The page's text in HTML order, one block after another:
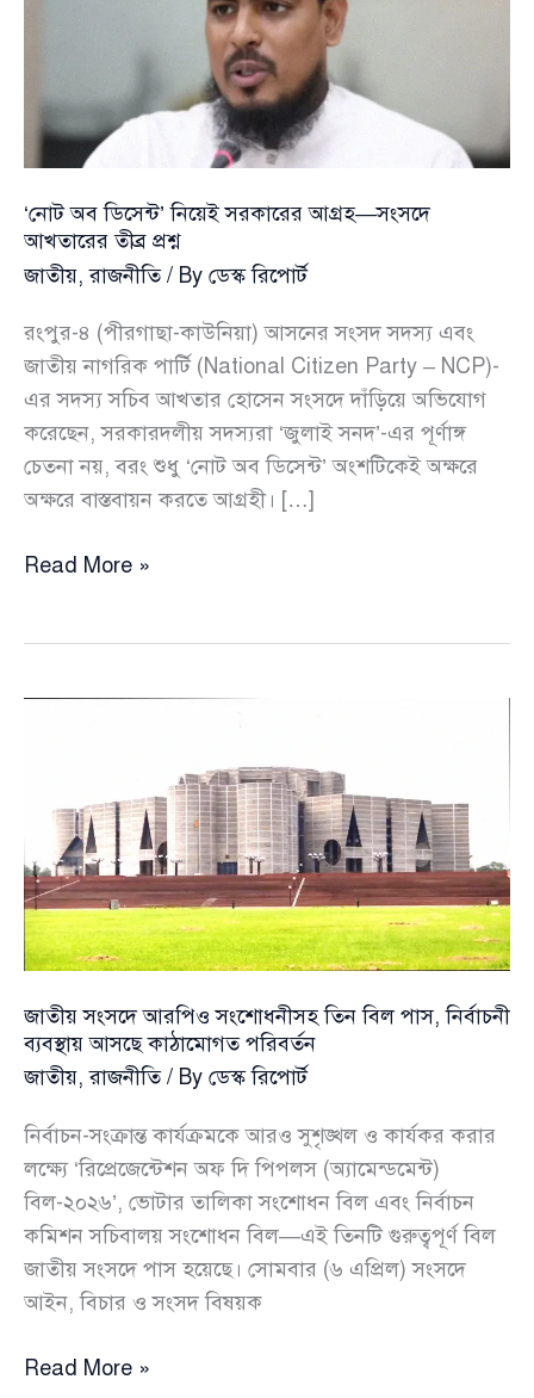
‘নোট অব ডিসেন্ট’ নিয়েই সরকারের আগ্রহ—সংসদে
আখতারের তীব্র প্রশ্ন
জাতীয়,রাজনীতি/ By ডেস্ক রিপোর্ট
রংপুর-৪ (পীরগাছা-কাউনিয়া) আসনের সংসদ সদস্য এবং
জাতীয় নাগরিক পার্টি (National Citizen Party – NCP)-
এর সদস্য সচিব আখতার হোসেন সংসদে দাঁড়িয়ে অভিযোগ
করেছেন, সরকারদলীয় সদস্যরা ‘জুলাই সনদ’-এর পূর্ণাঙ্গ
চেতনা নয়, বরং শুধু ‘নোট অব ডিসেন্ট’ অংশটিকেই অক্ষরে
অক্ষরে বাস্তবায়ন করতে আগ্রহী। […]
‘নোট
সরকারের
আখতারের
তীব্র
প্রশ্ন
Read More »
জাতীয় সংসদে আরপিও সংশোধনীসহ তিন বিল পাস, নির্বাচনী
ব্যবস্থায় আসছে কাঠামোগত পরিবর্তন
জাতীয়,রাজনীতি/ By ডেস্ক রিপোর্ট
নির্বাচন-সংক্রান্ত কার্যক্রমকে আরও সুশৃঙ্খল ও কার্যকর করার
লক্ষ্যে ‘রিপ্রেজেন্টেশন অফ দি পিপলস (অ্যামেন্ডমেন্ট)
বিল-২০২৬’, ভোটার তালিকা সংশোধন বিল এবং নির্বাচন
কমিশন সচিবালয় সংশোধন বিল—এই তিনটি গুরুত্বপূর্ণ বিল
জাতীয় সংসদে পাস হয়েছে। সোমবার (৬ এপ্রিল) সংসদে
আইন, বিচার ও সংসদ বিষয়ক
জাতীয়
Read More »